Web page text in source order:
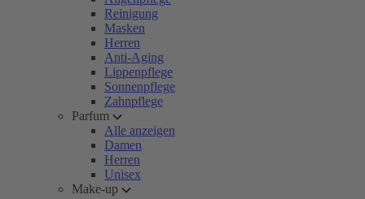
Reinigung
Masken
Herren
Anti-Aging
Lippenpflege
Sonnenpflege
Zahnpflege
Parfum
Alle anzeigen
Damen
Herren
Unisex
Make-up